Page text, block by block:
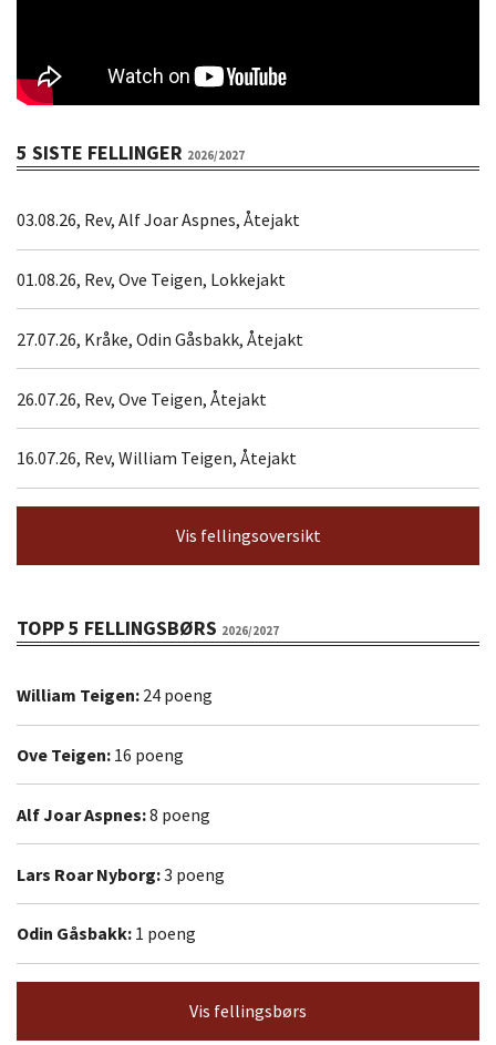
5 SISTE FELLINGER 2026/2027
03.08.26, Rev, Alf Joar Aspnes, Åtejakt
01.08.26, Rev, Ove Teigen, Lokkejakt
27.07.26, Kråke, Odin Gåsbakk, Åtejakt
26.07.26, Rev, Ove Teigen, Åtejakt
16.07.26, Rev, William Teigen, Åtejakt
Vis fellingsoversikt
TOPP 5 FELLINGSBØRS 2026/2027
William Teigen: 24 poeng
Ove Teigen: 16 poeng
Alf Joar Aspnes:8 poeng
Lars Roar Nyborg:3 poeng
Odin Gåsbakk: 1 poeng
Vis fellingsbørs